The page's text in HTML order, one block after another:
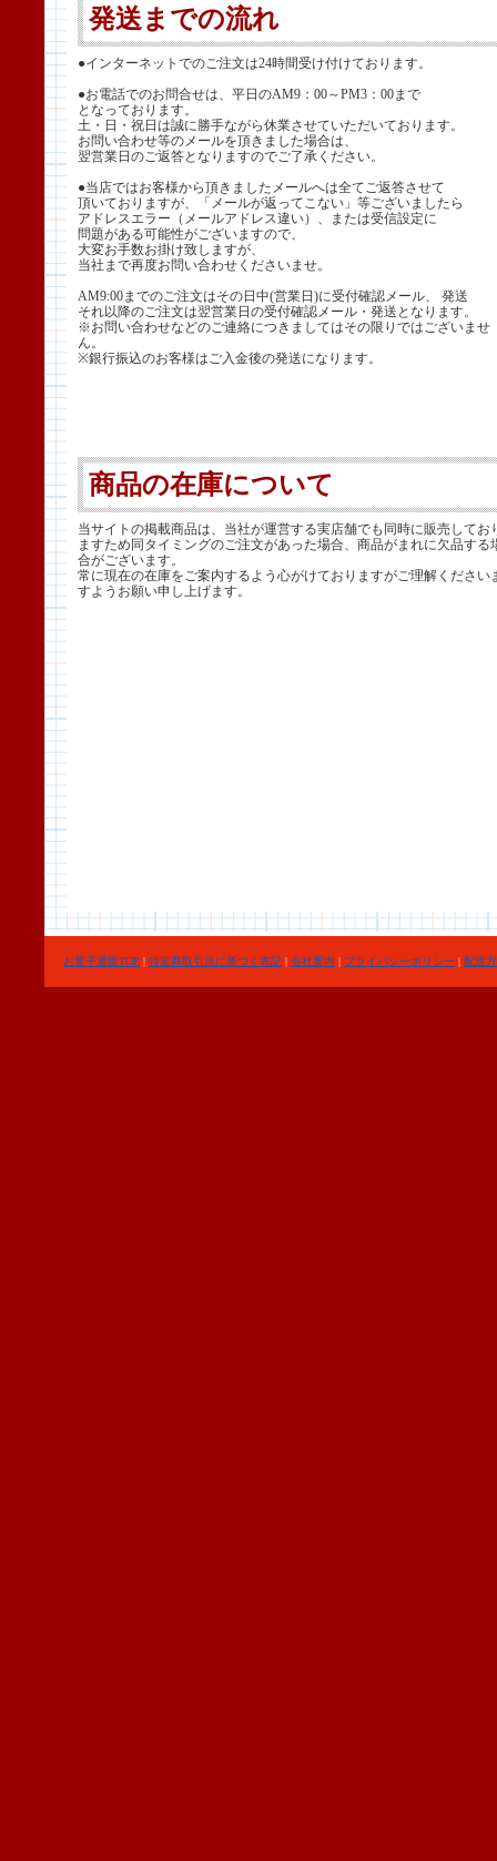
発送までの流れ
●インターネットでのご注文は24時間受け付けております。
●お電話でのお問合せは、平日のAM9：00～PM3：00まで
となっております。
土・日・祝日は誠に勝手ながら休業させていただいております。
お問い合わせ等のメールを頂きました場合は、
翌営業日のご返答となりますのでご了承ください。
●当店ではお客様から頂きましたメールへは全てご返答させて
頂いておりますが、「メールが返ってこない」等ございましたら
アドレスエラー（メールアドレス違い）、または受信設定に
問題がある可能性がございますので、
大変お手数お掛け致しますが、
当社まで再度お問い合わせくださいませ。
AM9:00までのご注文はその日中(営業日)に受付確認メール、 発送
それ以降のご注文は翌営業日の受付確認メール・発送となります。
※お問い合わせなどのご連絡につきましてはその限りではございませ
ん。
※銀行振込のお客様はご入金後の発送になります。
商品の在庫について
当サイトの掲載商品は、当社が運営する実店舗でも同時に販売してお
ますため同タイミングのご注文があった場合、商品がまれに欠品する
合がございます。
常に現在の在庫をご案内するよう心がけておりますがご理解ください
すようお願い申し上げます。
お菓子通販TOP | 特定商取引法に基づく表記 | 会社案内 | プライバシーポリシー | 配送